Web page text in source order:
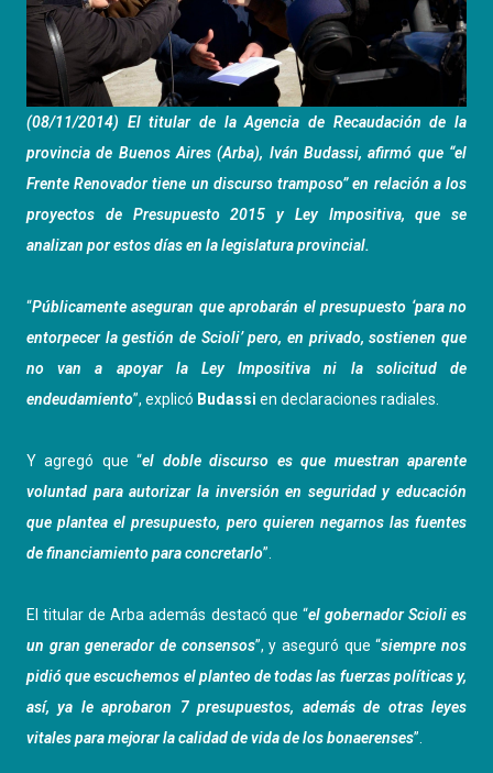
(08/11/2014) El titular de la Agencia de Recaudación de la
provincia de Buenos Aires (Arba), Iván Budassi, afirmó que “el
Frente Renovador tiene un discurso tramposo” en relación a los
proyectos de Presupuesto 2015 y Ley Impositiva, que se
analizan por estos días en la legislatura provincial.
“Públicamente aseguran que aprobarán el presupuesto ‘para no
entorpecer la gestión de Scioli’ pero, en privado, sostienen que
no van a apoyar la Ley Impositiva ni la solicitud de
endeudamiento”, explicó Budassi en declaraciones radiales.
Y agregó que “el doble discurso es que muestran aparente
voluntad para autorizar la inversión en seguridad y educación
que plantea el presupuesto, pero quieren negarnos las fuentes
de financiamiento para concretarlo”.
El titular de Arba además destacó que “el gobernador Scioli es
un gran generador de consensos”, y aseguró que “siempre nos
pidió que escuchemos el planteo de todas las fuerzas políticas y,
así, ya le aprobaron 7 presupuestos, además de otras leyes
vitales para mejorar la calidad de vida de los bonaerenses”.